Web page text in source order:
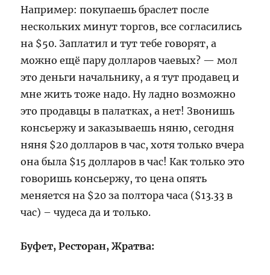
Например: покупаешь браслет после
нескольких минут торгов, все согласились
на $50. Заплатил и тут тебе говорят, а
можно ещё пару долларов чаевых? — мол
это деньги начальнику, а я тут продавец и
мне жить тоже надо. Ну ладно возможно
это продавцы в палатках, а нет! Звонишь
консьержу и заказываешь няню, сегодня
няня $20 долларов в час, хотя только вчера
она была $15 долларов в час! Как только это
говоришь консьержу, то цена опять
меняется на $20 за полтора часа ($13.33 в
час) – чудеса да и только.
Буфет, Ресторан, Жратва: